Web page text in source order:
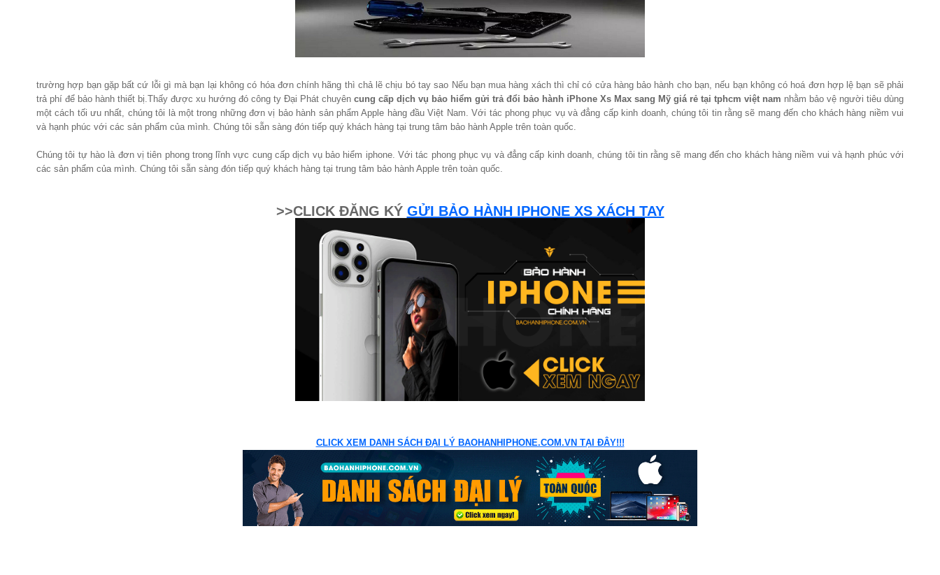
trường hợp bạn gặp bất cứ lỗi gì mà bạn lại không có hóa đơn chính hãng thì chả lẽ chịu bó tay sao Nếu bạn mua hàng xách thì chỉ có cửa hàng bảo hành cho bạn, nếu bạn không có hoá đơn hợp lệ bạn sẽ phải
trả phí để bảo hành thiết bị.Thấy được xu hướng đó công ty Đại Phát chuyên cung cấp dịch vụ bảo hiểm gửi trả đổi bảo hành iPhone Xs Max sang Mỹ giá rẻ tại tphcm việt nam nhằm bảo vệ người tiêu dùng
một cách tối ưu nhất, chúng tôi là một trong những đơn vị bảo hành sản phẩm Apple hàng đầu Việt Nam. Với tác phong phục vụ và đẳng cấp kinh doanh, chúng tôi tin rằng sẽ mang đến cho khách hàng niềm vui
và hạnh phúc với các sản phẩm của mình. Chúng tôi sẵn sàng đón tiếp quý khách hàng tại trung tâm bảo hành Apple trên toàn quốc.
Chúng tôi tự hào là đơn vị tiên phong trong lĩnh vực cung cấp dịch vụ bảo hiểm iphone. Với tác phong phục vụ và đẳng cấp kinh doanh, chúng tôi tin rằng sẽ mang đến cho khách hàng niềm vui và hạnh phúc với
các sản phẩm của mình. Chúng tôi sẵn sàng đón tiếp quý khách hàng tại trung tâm bảo hành Apple trên toàn quốc.
>>CLICK ĐĂNG KÝ GỬI BẢO HÀNH IPHONE XS XÁCH TAY
CLICK XEM DANH SÁCH ĐẠI LÝ BAOHANHIPHONE.COM.VN TẠI ĐÂY!!!